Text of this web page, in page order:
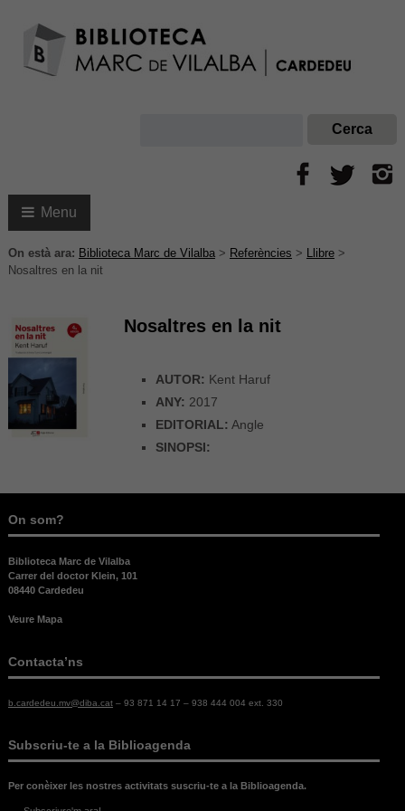
Menu
On està ara: Biblioteca Marc de Vilalba> Referències > Llibre>
Nosaltres en la nit
Nosaltres en la nit
AUTOR: Kent Haruf
ANY: 2017
EDITORIAL: Angle
SINOPSI:
On som?
Biblioteca Marc de Vilalba
Carrer del doctor Klein, 101
08440 Cardedeu
Veure Mapa
Contacta’ns
b.cardedeu.mv@diba.cat– 93 871 14 17 – 938 444 004 ext. 330
Subscriu-te a la Biblioagenda
Per conèixer les nostres activitats suscriu-te a la Biblioagenda.